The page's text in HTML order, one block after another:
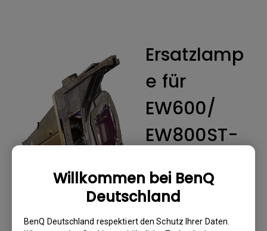
Willkommen bei BenQ
Deutschland
BenQ Deutschland respektiert den Schutz Ihrer Daten.
Ersatzlamp
e für
EW600/
EW800ST-
1
Zurück zum Produkt